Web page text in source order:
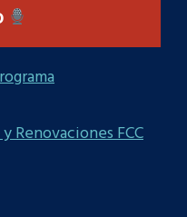
FCC